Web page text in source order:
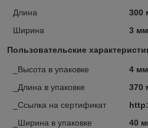
Длина
300
Ширина
3 мм
Пользовательские
_Высота в упаковке
4 мм
_Длина в упаковке
370
_Ссылка на сертификат
_Ширина в упаковке
40